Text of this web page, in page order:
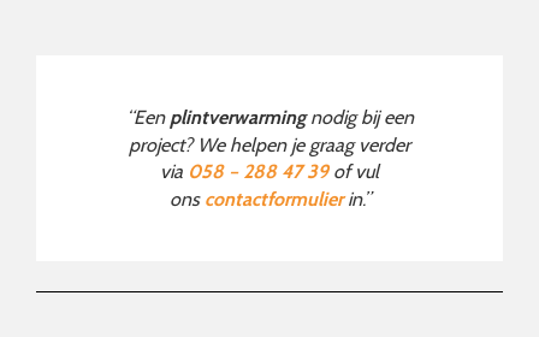
“Een plintverwarmingnodig bij een
project? We helpen je graag verder
via 058 – 288 47 39of vul
ons contactformulierin.”